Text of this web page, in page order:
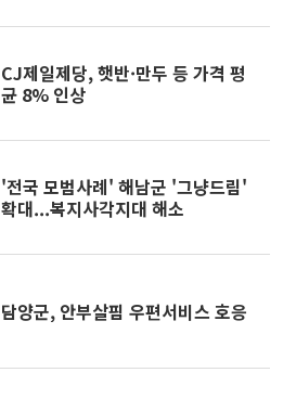
CJ제일제당, 햇반·만두 등 가격 평
균 8% 인상
'전국 모범사례' 해남군 '그냥드림'
확대...복지사각지대 해소
담양군, 안부살핌 우편서비스 호응